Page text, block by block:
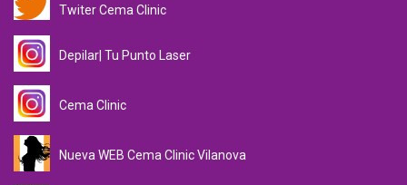
Twiter Cema Clinic
Depilar| Tu Punto Laser
Cema Clinic
Nueva WEB Cema Clinic Vilanova